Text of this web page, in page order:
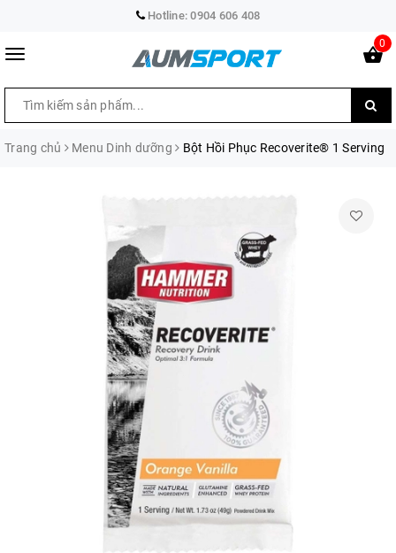
Hotline:0904 606 408
0
Trang chủ Menu Dinh dưỡng Bột Hồi Phục Recoverite® 1 Serving